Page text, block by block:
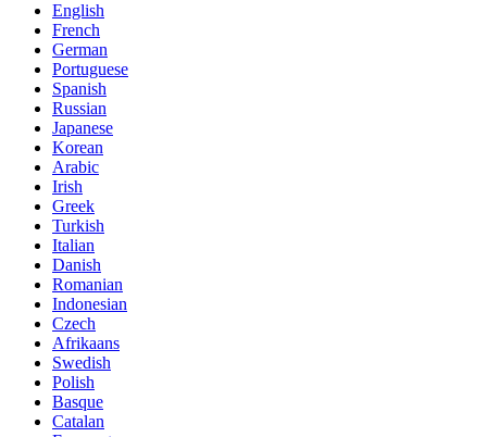
English
French
German
Portuguese
Spanish
Russian
Japanese
Korean
Arabic
Irish
Greek
Turkish
Italian
Danish
Romanian
Indonesian
Czech
Afrikaans
Swedish
Polish
Basque
Catalan